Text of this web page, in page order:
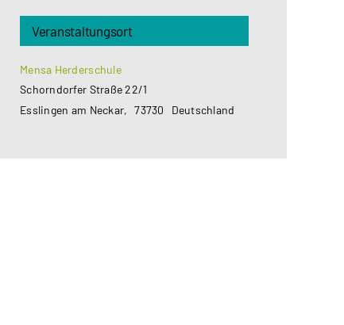
Veranstaltungsort
Mensa Herderschule
Schorndorfer Straße 22/1
Esslingen am Neckar, 73730 Deutschland